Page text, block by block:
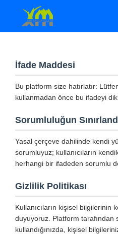
İfade Maddesi
Bu platform size hatırlatır:
kullanmadan önce bu ifadeyi
Sorumluluğun
Yasal çerçeve dahilinde kendi
sorumluyuz; kullanıcıların
herhangi bir ifadeden sorumlu
Gizlilik Politikası
Kullanıcıların kişisel bilgilerinin
duyuyoruz. Platform tarafından
kullandığınızda, kişisel